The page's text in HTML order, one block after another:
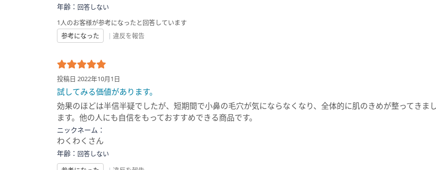
年齢： 回答しない
1人のお客様が参考になったと回答しています
参考になった
| 違反を報告
投稿日 2022年10月1日
試してみる価値があります。
効果のほどは半信半疑でしたが、短期間で小鼻の毛穴が気にならなくなり、全体的に肌のきめが整ってきま
ます。他の人にも自信をもっておすすめできる商品です。
ニックネーム：
わくわくさん
年齢： 回答しない